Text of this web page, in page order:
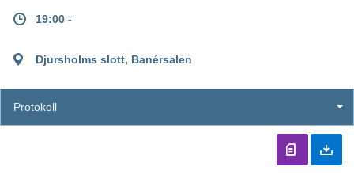
19:00 -
Djursholms slott, Banérsalen
Protokoll